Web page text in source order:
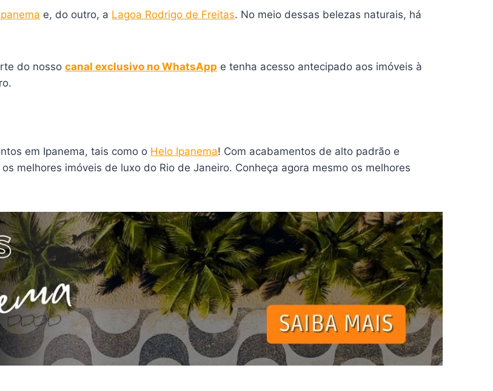
e, do outro, a Lagoa Rodrigo de Freitas. No meio dessas belezas naturais, há
do nosso canal exclusivo no WhatsApp e tenha acesso antecipado aos imóveis à
em Ipanema, tais como o Helo Ipanema! Com acabamentos de alto padrão e
melhores imóveis de luxo do Rio de Janeiro. Conheça agora mesmo os melhores